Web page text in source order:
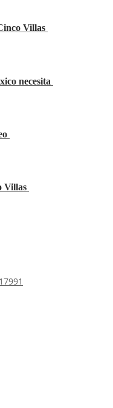
Villas
necesita
Villas